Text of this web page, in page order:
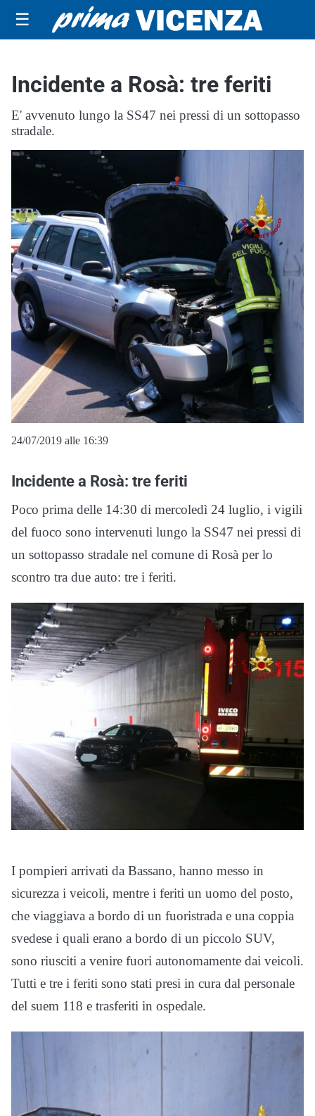
☰
Incidente a Rosà: tre feriti
E' avvenuto lungo la SS47 nei pressi di un sottopasso
stradale.
24/07/2019 alle 16:39
Incidente a Rosà: tre feriti
Poco prima delle 14:30 di mercoledì 24 luglio, i vigili
del fuoco sono intervenuti lungo la SS47 nei pressi di
un sottopasso stradale nel comune di Rosà per lo
scontro tra due auto: tre i feriti.
I pompieri arrivati da Bassano, hanno messo in
sicurezza i veicoli, mentre i feriti un uomo del posto,
che viaggiava a bordo di un fuoristrada e una coppia
svedese i quali erano a bordo di un piccolo SUV,
sono riusciti a venire fuori autonomamente dai veicoli.
Tutti e tre i feriti sono stati presi in cura dal personale
del suem 118 e trasferiti in ospedale.